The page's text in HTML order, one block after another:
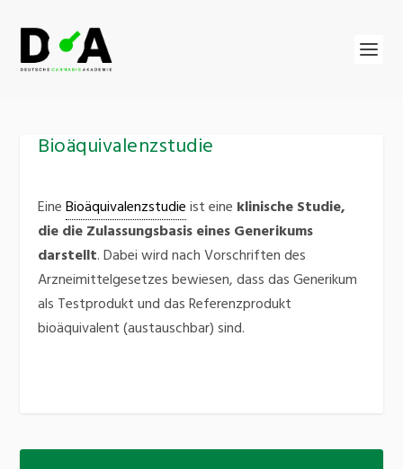
Bioäquivalenzstudie
EineBioäquivalenzstudieist eine klinische Studie,
die die Zulassungsbasis eines Generikums
darstellt. Dabei wird nach Vorschriften des
Arzneimittelgesetzes bewiesen, dass das Generikum
als Testprodukt und das Referenzprodukt
bioäquivalent (austauschbar) sind.